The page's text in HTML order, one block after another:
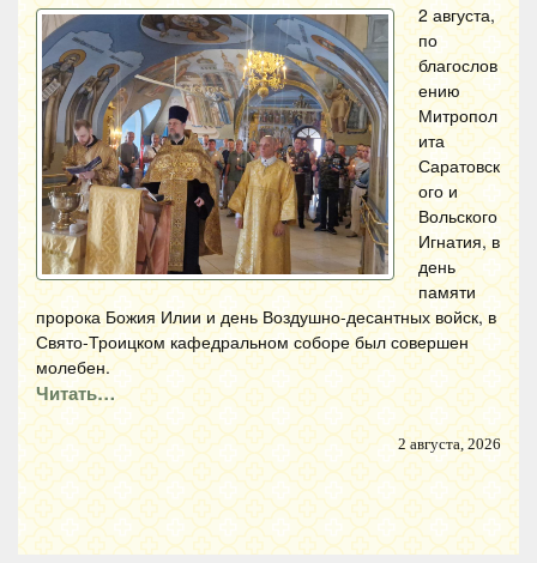
2 августа,
по
благослов
ению
Митропол
ита
Саратовск
ого и
Вольского
Игнатия, в
день
памяти
пророка Божия Илии и день Воздушно-десантных войск, в
Свято-Троицком кафедральном соборе был совершен
молебен.
Читать…
2 августа, 2026